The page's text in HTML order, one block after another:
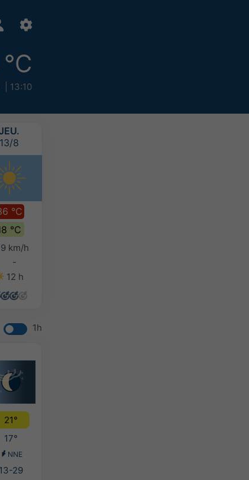
13:10
13/8
°C
°C
9 km/h
-
12 h
1h
21°
17°
NNE
13-29